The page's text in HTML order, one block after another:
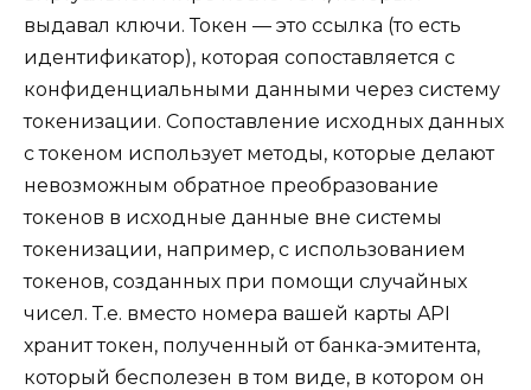
выдавал ключи.Токен — это ссылка (то есть
идентификатор), которая сопоставляется с
конфиденциальными данными через систему
токенизации. Сопоставление исходных данных
с токеном использует методы, которые делают
невозможным обратное преобразование
токенов в исходные данные вне системы
токенизации, например, с использованием
токенов, созданных при помощи случайных
чисел. Т.е. вместо номера вашей карты API
хранит токен, полученный от банка-эмитента,
который бесполезен в том виде, в котором он